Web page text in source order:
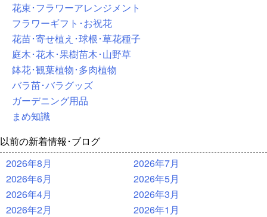
花束･フラワーアレンジメント
フラワーギフト･お祝花
花苗･寄せ植え･球根･草花種子
庭木･花木･果樹苗木･山野草
鉢花･観葉植物･多肉植物
バラ苗･バラグッズ
ガーデニング用品
まめ知識
以前の新着情報･ブログ
2026年8月
2026年7月
2026年6月
2026年5月
2026年4月
2026年3月
2026年2月
2026年1月